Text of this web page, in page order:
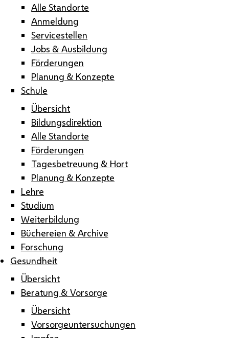
Alle Standorte
Anmeldung
Servicestellen
Jobs & Ausbildung
Förderungen
Planung & Konzepte
Schule
Übersicht
Bildungsdirektion
Alle Standorte
Förderungen
Tagesbetreuung & Hort
Planung & Konzepte
Lehre
Studium
Weiterbildung
Büchereien & Archive
Forschung
Gesundheit
Übersicht
Beratung & Vorsorge
Übersicht
Vorsorgeuntersuchungen